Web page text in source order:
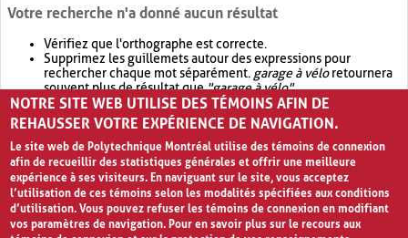
Votre recherche n'a donné aucun résultat
Vérifiez que l'orthographe est correcte.
Supprimez les guillemets autour des expressions pour
rechercher chaque mot séparément. garage à véloretournera
souvent plus de résultat que"garage à vélo".
Envisagez d'élargir votre recherche avec OR.garage OR vélo
retournera souvent plus de résultat quegarage à vélo
NOTRE SITE WEB UTILISE DES TÉMOINS AFIN DE
REHAUSSER VOTRE EXPÉRIENCE DE NAVIGATION.
Le site web de Polytechnique Montréal utilise des témoins de connexion
afin de recueillir des statistiques générales et offrir une meilleure
expérience à ses visiteurs. En naviguant sur le site, vous acceptez
l’utilisation de ces témoins selon les modalités spécifiées aux conditions
d’utilisation. Vous pouvez refuser les témoins de connexion en modifiant
vos paramètres de navigation. Pour en savoir plus sur le recours aux